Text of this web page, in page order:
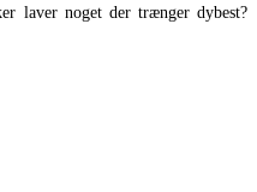
laver noget der trænger dybest?